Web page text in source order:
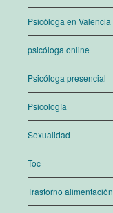
Psicóloga en Valencia
psicóloga online
Psicóloga presencial
Psicología
Sexualidad
Toc
Trastorno alimentación